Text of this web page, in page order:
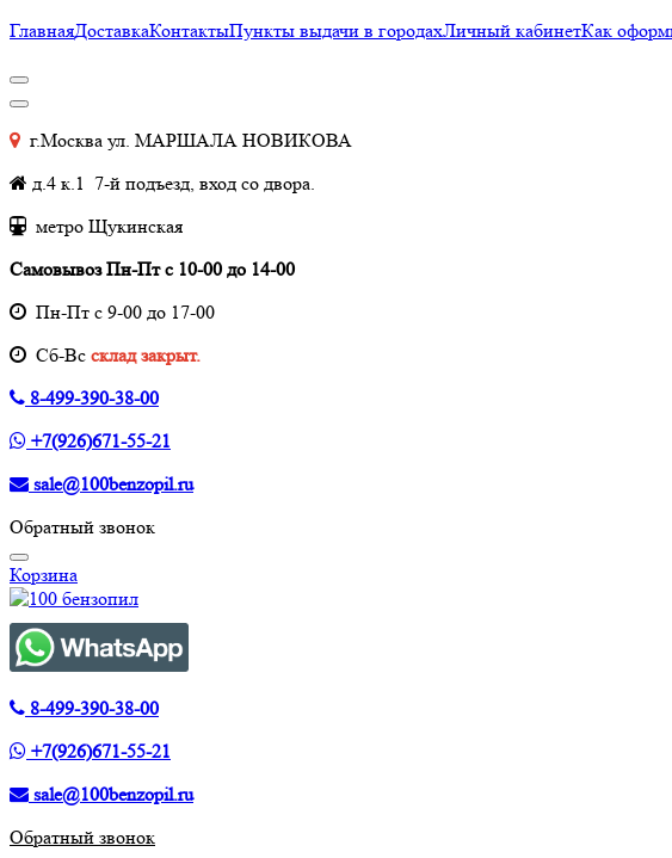
ГлавнаяДоставкаКонтактыПункты выдачи в городахЛичный кабинетКак
г.Москва ул. МАРШАЛА НОВИКОВА
д.4 к.1 7-й подъезд, вход со двора.
метро Щукинская
Самовывоз Пн-Пт с 10-00 до 14-00
Пн-Пт с 9-00 до 17-00
Cб-Вс склад закрыт.
8-499-390-38-00
+7(926)671-55-21
sale@100benzopil.ru
Обратный звонок
Корзина
8-499-390-38-00
+7(926)671-55-21
sale@100benzopil.ru
Обратный звонок